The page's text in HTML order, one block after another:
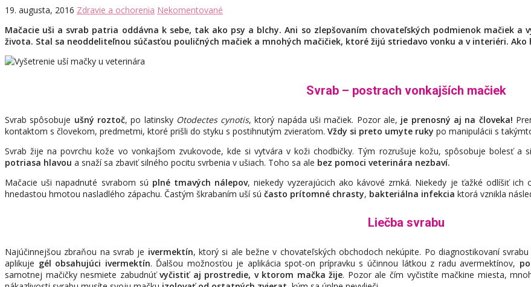
19. augusta, 2016 Zdravie a ochorenia Nekomentované
Mačacie uši a svrab patria oddávna k sebe, tak ako psy a blchy. Ani so zlepšovaním chovateľských podmienok mačiek a
života. Stal sa neoddeliteľnou súčasťou pouličných mačiek a mnohých mačičiek, ktoré žijú striedavo vonku a v interiéri.
Svrab – postrach vonkajších mačiek
Svrab spôsobuje ušný roztoč, po latinsky Otodectes cynotis, ktorý napáda uši mačiek. Pozor ale, je prenosný aj na človeka!
kontaktom s človekom, predmetmi, ktoré prišli do styku s postihnutým zvieraťom. Vždy si preto umyte ruky po manipulácii s
Svrab žije na povrchu kože vo vonkajšom zvukovode, kde si vytvára v koži chodbičky. Tým rozrušuje kožu, spôsobuje bolesť a
potriasa hlavou a snaží sa zbaviť silného pocitu svrbenia v ušiach. Toho sa ale bez pomoci veterinára nezbaví.
Mačacie uši napadnuté svrabom sú plné tmavých nálepov, niekedy vyzerajúcich ako kávové zrnká. Niekedy je ťažké odlíšiť
hnedastou hmotou nasladlého zápachu. Častým škrabaním uší sú často prítomné chrasty, bakteriálna infekcia ktorá vznikla
Liečba svrabu
Najúčinnejšou zbraňou na svrab je ivermektín, ktorý si ale bežne v chovateľských obchodoch nekúpite. Po diagnostikovaní
aplikuje gél obsahujúci ivermektín. Ďalšou možnosťou je aplikácia spot-on prípravku s účinnou látkou z radu avermektínov,
samotnej mačičky nesmiete zabudnúťvyčistiť aj prostredie, v ktorom mačka žije. Pozor ale čím vyčistíte mačkine miesta,